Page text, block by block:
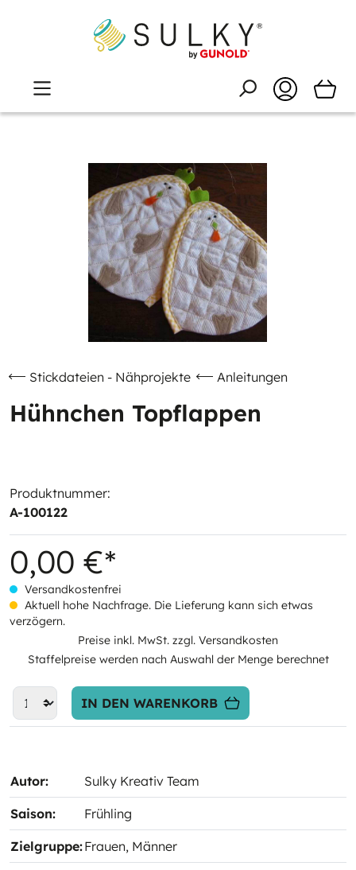
Stickdateien - Nähprojekte Anleitungen
Hühnchen Topflappen
Produktnummer:
A-100122
0,00 €*
Versandkostenfrei
Aktuell hohe Nachfrage. Die Lieferung kann sich etwas
verzögern.
Preise inkl. MwSt. zzgl. Versandkosten
Staffelpreise werden nach Auswahl der Menge berechnet
IN DEN WARENKORB
Autor: Sulky Kreativ Team
Saison: Frühling
Zielgruppe:Frauen, Männer